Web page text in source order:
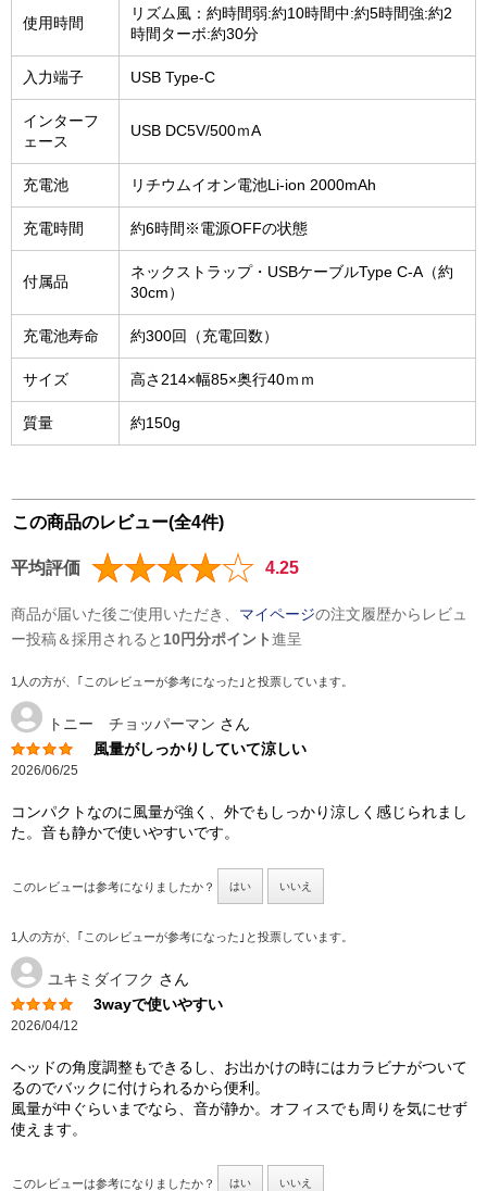
使用時間
リズム風：約時間弱:約10時間中:約5時間強:約2
時間ターボ:約30分
入力端子 USB Type-C
インターフ
ェース
USB DC5V/500ｍA
充電池 リチウムイオン電池Li-ion 2000mAh
充電時間 約6時間※電源OFFの状態
付属品
ネックストラップ・USBケーブルType C-A（約
30cm）
充電池寿命 約300回（充電回数）
サイズ 高さ214×幅85×奥行40ｍｍ
質量 約150g
この商品のレビュー(全4件)
平均評価 4.25
商品が届いた後ご使用いただき、 マイページの注文履歴からレビュ
ー投稿＆採用されると 10円分ポイント進呈
1人の方が、｢このレビューが参考になった｣と投票しています。
トニー チョッパーマン さん
風量がしっかりしていて涼しい
2026/06/25
コンパクトなのに風量が強く、外でもしっかり涼しく感じられまし
た。音も静かで使いやすいです。
このレビューは参考になりましたか？ はい いいえ
1人の方が、｢このレビューが参考になった｣と投票しています。
ユキミダイフク さん
3wayで使いやすい
2026/04/12
ヘッドの角度調整もできるし、お出かけの時にはカラビナがついて
るのでバックに付けられるから便利。
風量が中ぐらいまでなら、音が静か。オフィスでも周りを気にせず
使えます。
このレビューは参考になりましたか？ はい いいえ